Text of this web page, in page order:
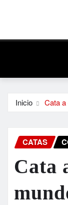
Inicio Cata
CATAS
Cata